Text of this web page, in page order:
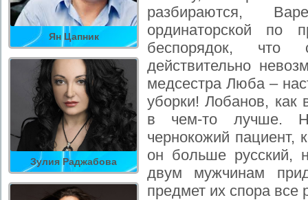
Ян Цапник
Зулия Раджабова
разбираются,
ординаторской по
беспорядок,
действительно
медсестра Люба –
уборки! Лобанов, как
в чем-то лучше.
чернокожий пациент,
он больше русский,
двум мужчинам
предмет их спора все